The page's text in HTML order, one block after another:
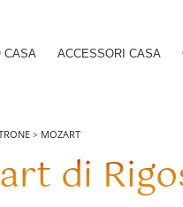
CASA ACCESSORI CASA
> MOZART
di